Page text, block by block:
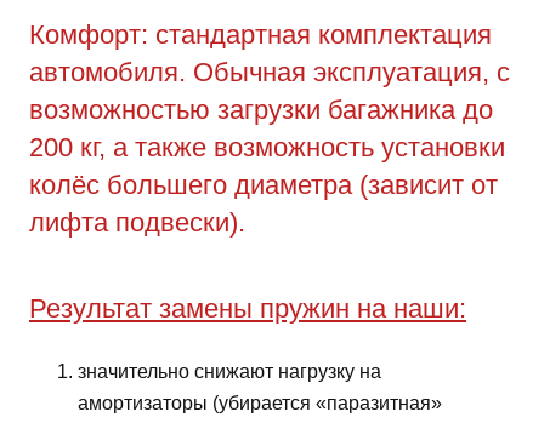
Комфорт: стандартная комплектация
автомобиля. Обычная эксплуатация, с
возможностью загрузки багажника до
200 кг, а также возможность установки
колёс большего диаметра (зависит от
лифта подвески).
Результат замены пружин на наши:
значительно снижают нагрузку на
амортизаторы (убирается «паразитная»